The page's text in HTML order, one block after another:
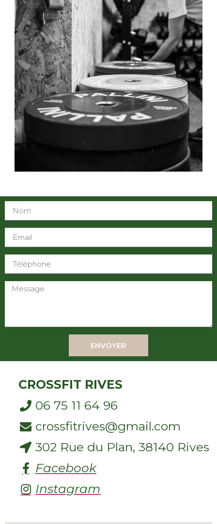
ENVOYER
CROSSFIT RIVES
06 75 11 64 96
crossfitrives@gmail.com
302 Rue du Plan, 38140 Rives
Facebook
Instagram